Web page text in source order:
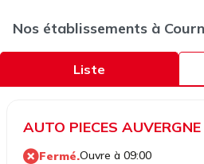
Nos établissements à
Liste
AUTO PIECES AUVERGNE
Fermé.Ouvre à 09:00